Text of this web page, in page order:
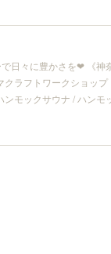
日々に豊かさを❤︎ 《神
ラフトワークショッ
ンモックサウナ / ハンモ